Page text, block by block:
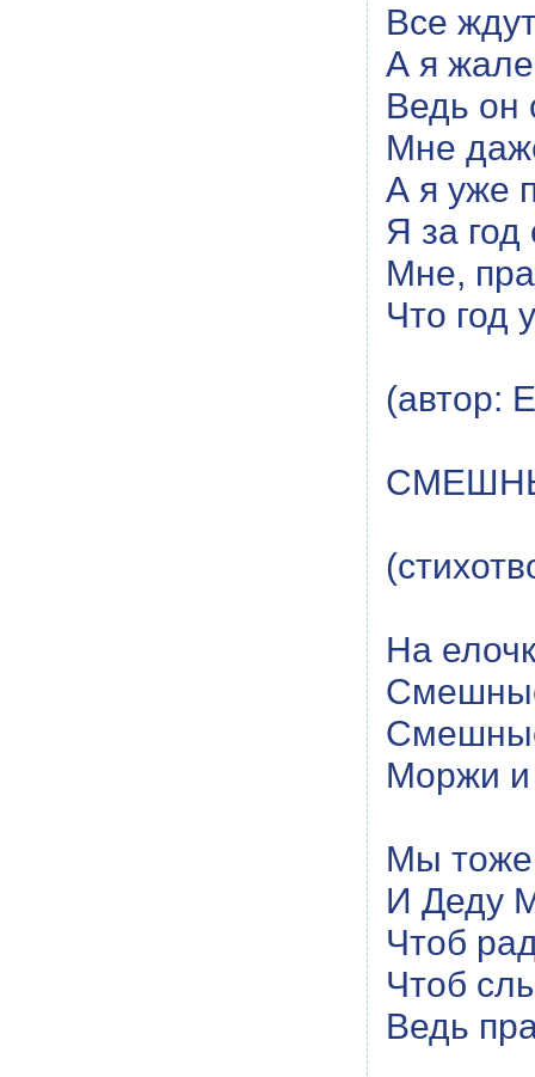
Все
А я
Ведь он
Мне
А я уже
Я за
Мне,
Что год
(автор:
На
Моржи
Мы
И Деду
Чтоб
Чтоб
Ведь